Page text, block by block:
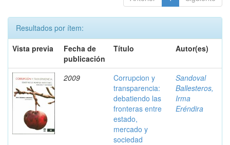
Resultados por ítem:
Vista previa
Fecha de
publicación
Título Autor(es)
2009
Corrupcion y
transparencia:
debatiendo las
fronteras entre
estado,
mercado y
sociedad
Sandoval
Ballesteros,
Irma
Eréndira